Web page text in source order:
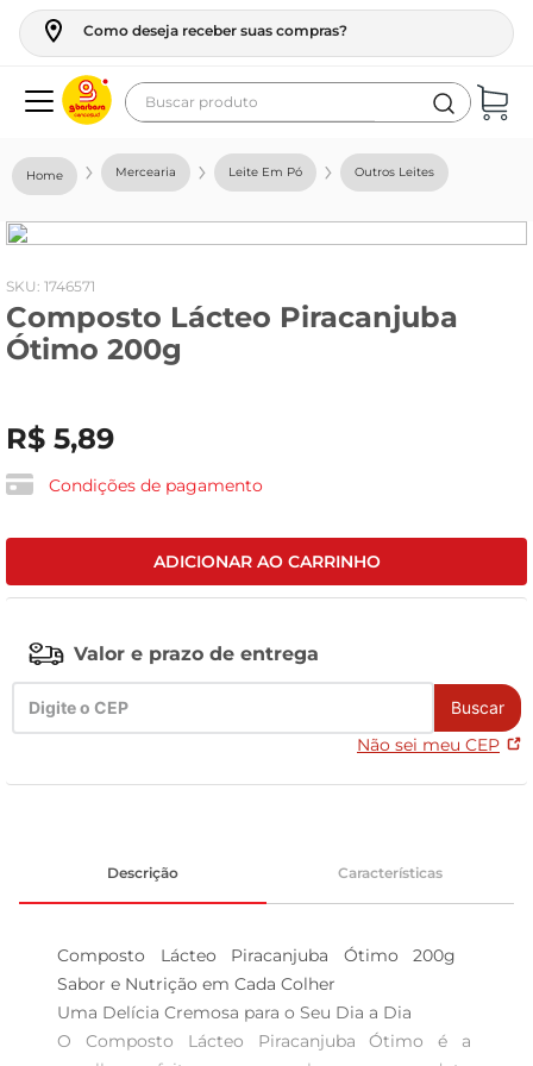
Como deseja receber suas compras?
Buscar produto
Mercearia Leite Em Pó Outros Leites
: 1746571
Composto Lácteo Piracanjuba
Ótimo 200g
R$ 5,89
Condições de pagamento
ADICIONAR AO CARRINHO
Valor e prazo de entrega
Buscar
Não sei meu CEP
Descrição Características
Composto Lácteo Piracanjuba Ótimo 200g
Sabor e Nutrição em Cada Colher
Uma Delícia Cremosa para o Seu Dia a Dia
O Composto Lácteo Piracanjuba Ótimo é a
geladeira
fogao
café
cerveja
vinho
leite